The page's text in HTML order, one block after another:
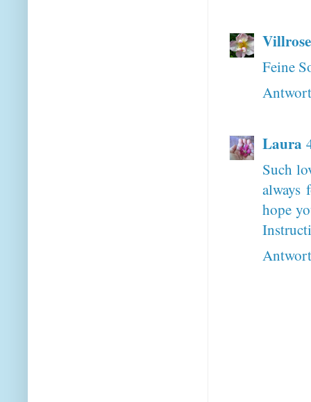
Villrose
Feine
Laura
Such
always
hope